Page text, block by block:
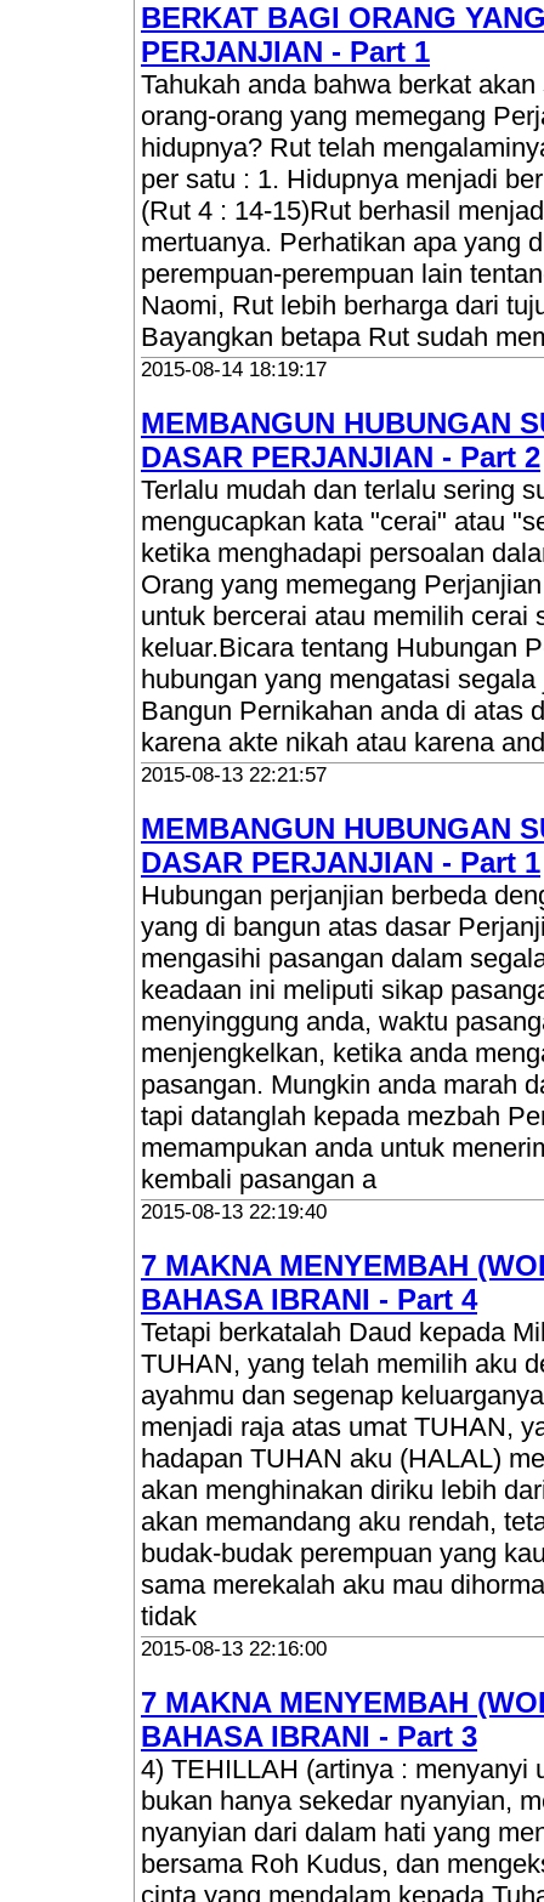
BERKAT BAGI ORANG
PERJANJIAN - Part 1
Tahukah anda bahwa berkat
orang-orang yang memegang
hidupnya? Rut telah
per satu : 1. Hidupnya menjadi
(Rut 4 : 14-15)Rut berhasil
mertuanya. Perhatikan apa yang
perempuan-perempuan lain
Naomi, Rut lebih berharga dari
Bayangkan betapa Rut sudah
2015-08-14 18:19:17
MEMBANGUN HUBUNGAN
DASAR PERJANJIAN - Part 2
Terlalu mudah dan terlalu sering
mengucapkan kata "cerai" atau
ketika menghadapi persoalan
Orang yang memegang
untuk bercerai atau memilih cerai
keluar.Bicara tentang Hubungan
hubungan yang mengatasi
Bangun Pernikahan anda di atas
karena akte nikah atau karena
2015-08-13 22:21:57
MEMBANGUN HUBUNGAN
DASAR PERJANJIAN - Part 1
Hubungan perjanjian berbeda
yang di bangun atas dasar
mengasihi pasangan dalam
keadaan ini meliputi sikap
menyinggung anda, waktu
menjengkelkan, ketika anda
pasangan. Mungkin anda marah
tapi datanglah kepada mezbah
memampukan anda untuk
kembali pasangan a
2015-08-13 22:19:40
7 MAKNA MENYEMBAH
BAHASA IBRANI - Part 4
Tetapi berkatalah Daud kepada
TUHAN, yang telah memilih aku
ayahmu dan segenap
menjadi raja atas umat TUHAN,
hadapan TUHAN aku (HALAL)
akan menghinakan diriku lebih
akan memandang aku rendah,
budak-budak perempuan yang
sama merekalah aku mau
tidak
2015-08-13 22:16:00
7 MAKNA MENYEMBAH
BAHASA IBRANI - Part 3
4) TEHILLAH (artinya : menyanyi
bukan hanya sekedar nyanyian,
nyanyian dari dalam hati yang
bersama Roh Kudus, dan
cinta yang mendalam kepada